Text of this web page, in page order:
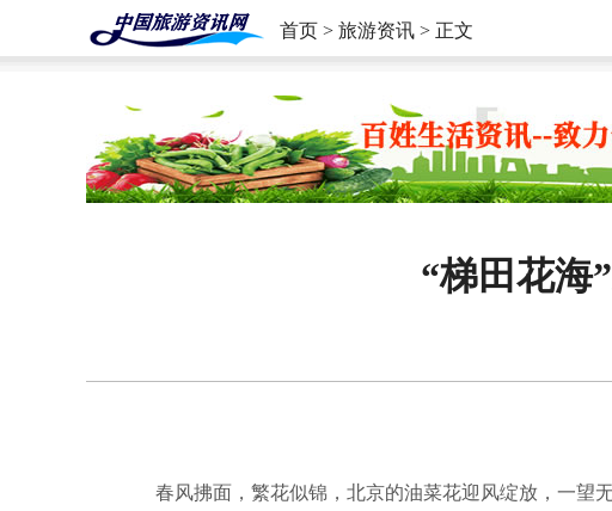
首页 > 旅游资讯 > 正文
“梯田花海
春风拂面，繁花似锦，北京的油菜花迎风绽放，一望无